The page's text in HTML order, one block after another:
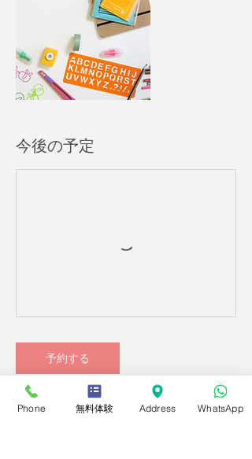
今後の予定
予約する
Phone 無料体験 Address WhatsApp